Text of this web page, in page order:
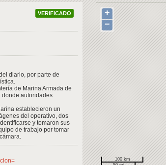
VERIFICADO
diario, por parte de
de Marina Armada de
donde autoridades
establecieron un
del operativo, dos
y tomaron sus
de trabajo por tomar
+
−
100 km